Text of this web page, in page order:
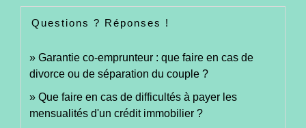
Questions ? Réponses !
Garantie co-emprunteur : que faire en cas de
divorce ou de séparation du couple ?
Que faire en cas de difficultés à payer les
mensualités d'un crédit immobilier ?